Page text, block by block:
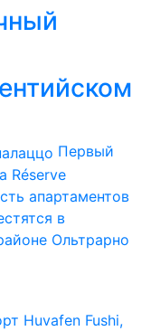
Первый
Réserve
апартаментов
в
Ольтрарно
Huvafen Fushi,